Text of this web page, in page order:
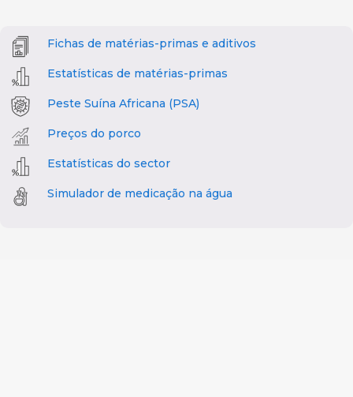
Fichas de matérias-primas e aditivos
Estatísticas de matérias-primas
Peste Suína Africana (PSA)
Preços do porco
Estatísticas do sector
Simulador de medicação na água